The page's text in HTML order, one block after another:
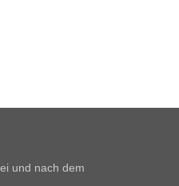
und nach dem